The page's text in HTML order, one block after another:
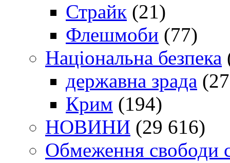
Страйк (21)
Флешмоби (77)
Національна безпека
державна зрада
Крим (194)
НОВИНИ (29 616)
Обмеження свободи